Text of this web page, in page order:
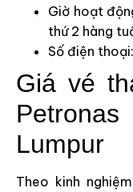
Giờ hoạt
thứ 2 hàng
Số điện
Giá vé
Lumpur
Theo kinh